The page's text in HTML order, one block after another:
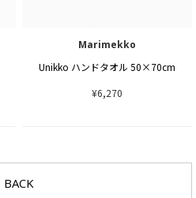
Marimekko
Unikko ハンドタオル 50×70cm
¥6,270
BACK